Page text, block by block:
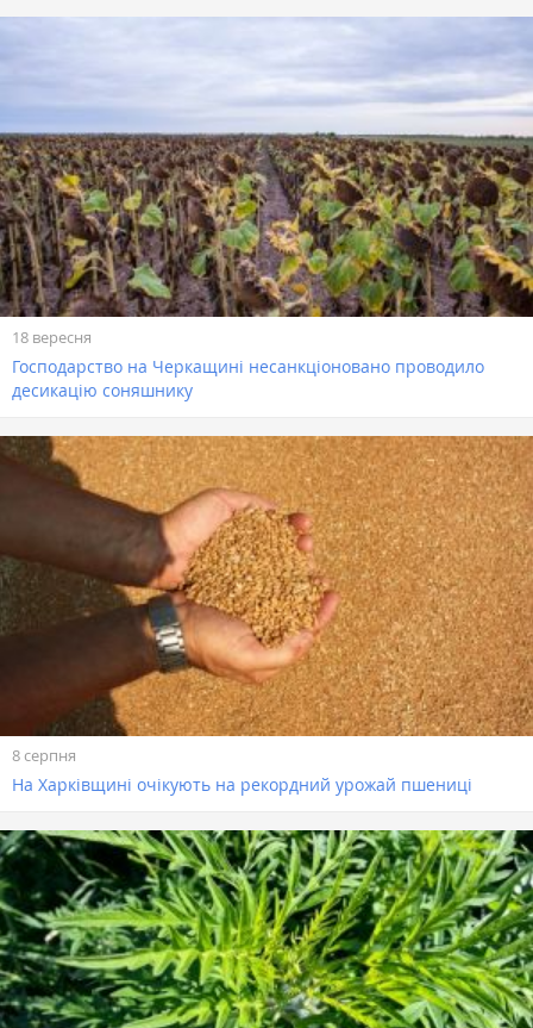
18 вересня
Господарство на Черкащині несанкціоновано проводило
десикацію соняшнику
8 серпня
На Харківщині очікують на рекордний урожай пшениці